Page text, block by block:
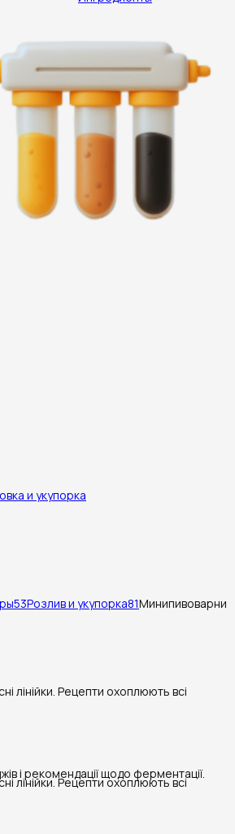
и укупорка
53Розлив и укупорка81Минипивоварни
лінійки. Рецепти охоплюють всі
і рекомендації щодо ферментації.
лінійки. Рецепти охоплюють всі